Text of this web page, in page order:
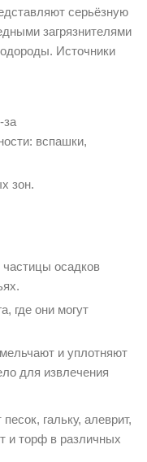
серьёзную
загрязнителями
Источники
за
вспашки,
зон.
осадков
где они могут
и уплотняют
для извлечения
гальку, алеврит,
и торф в различных